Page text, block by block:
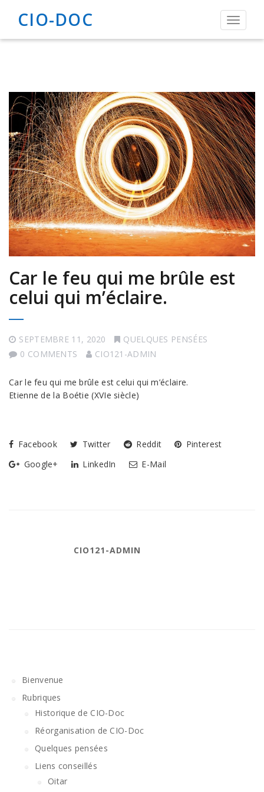
Toggle
CIO-DOC
Car le feu qui me brûle est
celui qui m’éclaire.
SEPTEMBRE 11, 2020
QUELQUES PENSÉES
0 COMMENTS
CIO121-ADMIN
Car le feu qui me brûle est celui qui m’éclaire.
Etienne de la Boétie (XVIe siècle)
Facebook Twitter Reddit
Pinterest
Google+
LinkedIn E-Mail
CIO121-ADMIN
Bienvenue
Rubriques
Historique de CIO-Doc
Réorganisation de CIO-Doc
Quelques pensées
Liens conseillés
Oitar